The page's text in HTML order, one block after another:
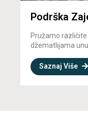
Podrška
Pružamo
džematlijama
Saznaj Više